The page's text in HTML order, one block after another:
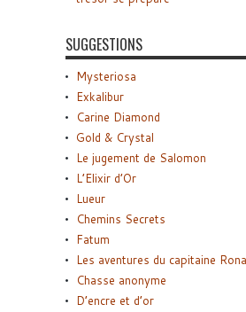
SUGGESTIONS
Mysteriosa
Exkalibur
Carine Diamond
Gold & Crystal
Le jugement de Salomon
L’Elixir d’Or
Lueur
Chemins Secrets
Fatum
Les aventures du capitaine
Chasse anonyme
D’encre et d’or